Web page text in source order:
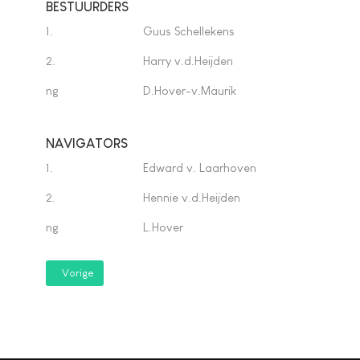
BESTUURDERS
1.
Guus Schellekens
2. Harry v.d.Heijden
ng D.Hover-v.Maurik
NAVIGATORS
1.
Edward v. Laarhoven
2. Hennie v.d.Heijden
ng L.Hover
Vorig artikel: C-klasse
Vorige